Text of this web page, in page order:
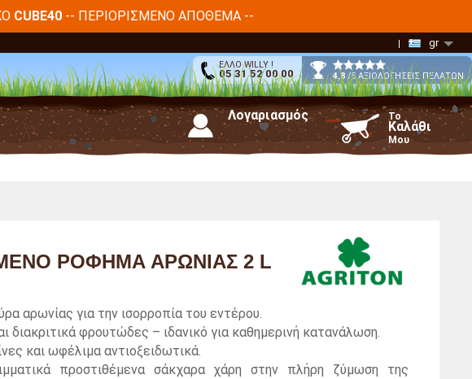
CUBE40-- ΠΕΡΙΟΡΙΣΜΈΝΟ ΑΠΌΘΕΜΑ --
gr
ΕΛΛΟ WILLY !
05 31 52 00 00 4,8/5 ΑΞΙΟΛΟΓΗΣΕΙΣ ΠΕΛΑΤΩΝ
Το
Καλάθι
Μου
Λογαριασμός
ΡΌΦΗΜΑ ΑΡΏΝΙΑΣ 2 L
αρωνίας για την ισορροπία του εντέρου.
διακριτικά φρουτώδες – ιδανικό για καθημερινή κατανάλωση.
και ωφέλιμα αντιοξειδωτικά.
προστιθέμενα σάκχαρα χάρη στην πλήρη ζύμωση της